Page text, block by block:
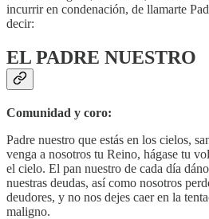
incurrir en condenación, de llamarte
decir:
EL PADRE NUESTRO
Comunidad y coro:
Padre nuestro que estás en los cielos,
venga a nosotros tu Reino, hágase tu
el cielo. El pan nuestro de cada día
nuestras deudas, así como nosotros
deudores, y no nos dejes caer en la
maligno.